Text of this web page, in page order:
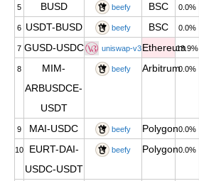
5 BUSD beefy BSC 0.0%
6 USDT-BUSD beefy BSC 0.0%
7 GUSD-USDC uniswap-v3Ethereum13.9%
8
MIM-
ARBUSDCE-
USDT
beefy Arbitrum0.0%
9 MAI-USDC beefy Polygon0.0%
10
EURT-DAI-
USDC-USDT
beefy Polygon0.0%